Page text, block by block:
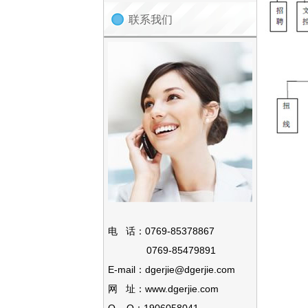
联系我们
电 话：0769-85378867
0769-85479891
E-mail：dgerjie@dgerjie.com
网 址：www.dgerjie.com